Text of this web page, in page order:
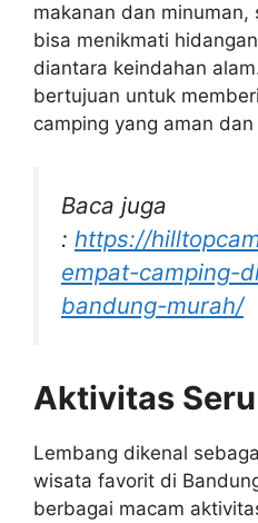
makanan dan minuman,
bisa menikmati
diantara keindahan
bertujuan untuk
camping yang aman
Baca juga
: https://
empat-camping-
bandung-murah/
Aktivitas
Lembang dikenal
wisata favorit di
berbagai macam